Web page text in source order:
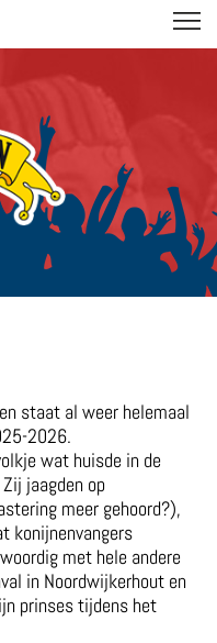
staat al weer helemaal
2026.
wat huisde in de
jaagden op
meer gehoord?),
konijnenvangers
met hele andere
in Noordwijkerhout en
prinses tijdens het